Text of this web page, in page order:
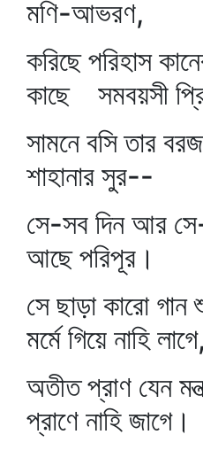
মণি-আভরণ,
করিছে পরিহাস
কাছে সমবয়সী
সামনে বসি তার
শাহানার সুর--
সে-সব দিন আর
আছে পরিপূর।
সে ছাড়া কারো গান
মর্মে গিয়ে নাহি লাগে,
অতীত প্রাণ যেন
প্রাণে নাহি জাগে।